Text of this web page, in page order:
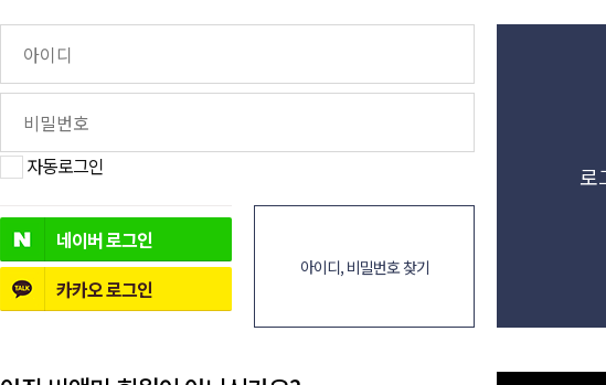
로
자동로그인
네이버로그인
카카오로그인
아이디, 비밀번호 찾기